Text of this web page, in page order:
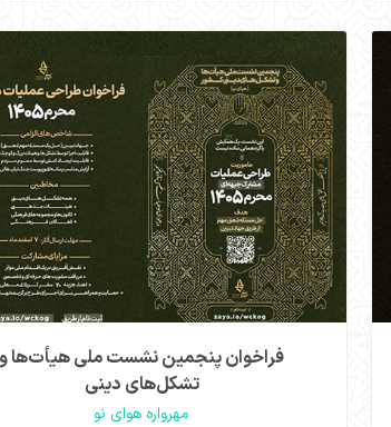
صدور بیانیه‌ای خطاب به حضرت آیت‌الله سید
حسینی خامنه‌ای، ضمن تسلیت شهادت رهبر
تداوم مسیر و آرمان‌های وی تأکید کردند. در این
هیئات اجتماعی به عنوان مجموعه‌هایی پویا و
عرصه‌های فرهنگی، تربیتی، جهادی و رسانه‌ای
شده‌اند که با رویکردی فراتر از برگزاری آیین‌های
در حل مسائل اجتماعی نقش‌آفرینی می‌کنند.
مشاهده
فراخوان پنجمین نشست ملی هیأت‌ها و
تشکل‌های دینی
مهرواره هوای نو